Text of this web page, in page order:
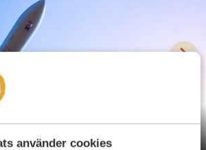
använder cookies